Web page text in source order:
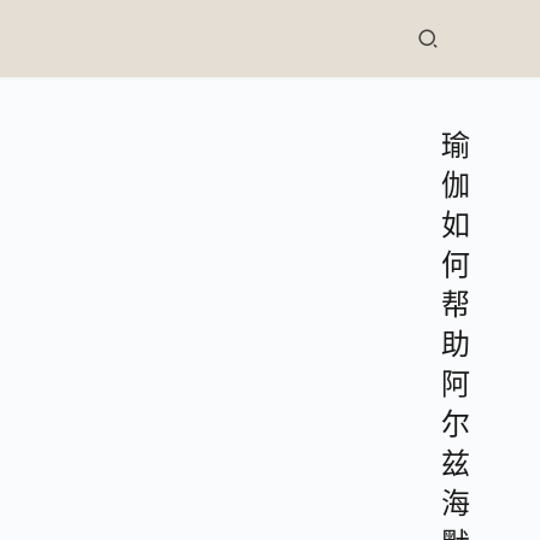
瑜
伽
如
何
帮
助
阿
尔
兹
海